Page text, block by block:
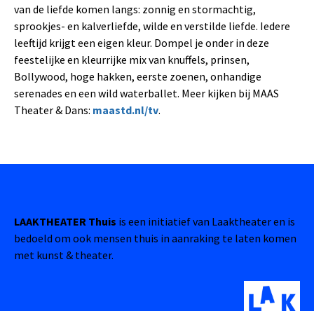
van de liefde komen langs: zonnig en stormachtig,
sprookjes- en kalverliefde, wilde en verstilde liefde. Iedere
leeftijd krijgt een eigen kleur. Dompel je onder in deze
feestelijke en kleurrijke mix van knuffels, prinsen,
Bollywood, hoge hakken, eerste zoenen, onhandige
serenades en een wild waterballet. Meer kijken bij MAAS
Theater & Dans: maastd.nl/tv.
LAAKTHEATER Thuis is een initiatief van Laaktheater en is
bedoeld om ook mensen thuis in aanraking te laten komen
met kunst & theater.